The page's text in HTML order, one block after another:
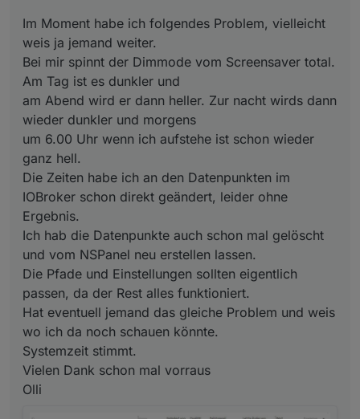
vom NSPanel neu erstellen lassen.
Die Pfade und Einstellungen sollten eigentlich passen,
da der Rest alles funktioniert.
Hat eventuell jemand das gleiche Problem und weis
wo ich da noch schauen könnte.
Systemzeit stimmt.
Vielen Dank schon mal vorraus
Olli
Im Moment habe ich folgendes Problem, vielleicht
weis ja jemand weiter.
Bei mir spinnt der Dimmode vom Screensaver total.
Am Tag ist es dunkler und
am Abend wird er dann heller. Zur nacht wirds dann
wieder dunkler und morgens
um 6.00 Uhr wenn ich aufstehe ist schon wieder
ganz hell.
Die Zeiten habe ich an den Datenpunkten im
IOBroker schon direkt geändert, leider ohne
Ergebnis.
Ich hab die Datenpunkte auch schon mal gelöscht
und vom NSPanel neu erstellen lassen.
Die Pfade und Einstellungen sollten eigentlich
passen, da der Rest alles funktioniert.
Hat eventuell jemand das gleiche Problem und weis
wo ich da noch schauen könnte.
Systemzeit stimmt.
Vielen Dank schon mal vorraus
Olli